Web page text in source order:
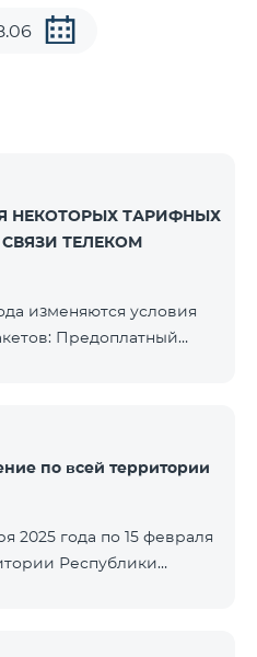
НЕКОТОРЫХ ТАРИФНЫХ
ТЕЛЕКОМ
изменяются условия
Предоплатный
на все сети РА, США,
вместо прежних 300
прежних 7 ГБ.
Free 3200». Абонентская
по всей территории
2025 года по 15 февраля
Республики